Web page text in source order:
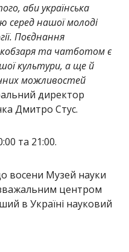
аби українська
серед нашої молоді
Поєднання
та чатботом є
культури, а ще й
можливостей
директор
Дмитро Стус.
та 21:00.
восени Музей науки
центром
в Україні науковий